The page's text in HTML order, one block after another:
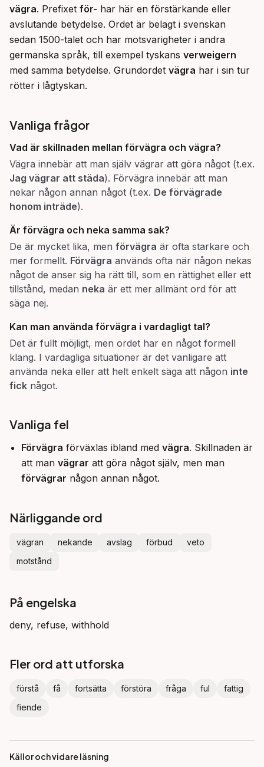
vägra. Prefixet för- har här en förstärkande eller
avslutande betydelse. Ordet är belagt i svenskan
sedan 1500-talet och har motsvarigheter i andra
germanska språk, till exempel tyskans verweigern
med samma betydelse. Grundordet vägra har i sin tur
rötter i lågtyskan.
Vanliga frågor
Vad är skillnaden mellan förvägra och vägra?
Vägra innebär att man själv vägrar att göra något (t.ex.
Jag vägrar att städa). Förvägra innebär att man
nekar någon annan något (t.ex. De förvägrade
honom inträde).
Är förvägra och neka samma sak?
De är mycket lika, men förvägra är ofta starkare och
mer formellt. Förvägra används ofta när någon nekas
något de anser sig ha rätt till, som en rättighet eller ett
tillstånd, medan neka är ett mer allmänt ord för att
säga nej.
Kan man använda förvägra i vardagligt tal?
Det är fullt möjligt, men ordet har en något formell
klang. I vardagliga situationer är det vanligare att
använda neka eller att helt enkelt säga att någon inte
fick något.
Vanliga fel
Förvägra förväxlas ibland med vägra. Skillnaden är
att man vägrar att göra något själv, men man
förvägrar någon annan något.
Närliggande ord
vägran nekande avslag förbud
veto
motstånd
På engelska
deny, refuse, withhold
Fler ord att utforska
förstå få fortsätta förstöra fråga ful
fattig
fiende
Källor och vidare läsning